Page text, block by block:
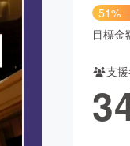
ビューティー・ヘル
51%
目標金
支